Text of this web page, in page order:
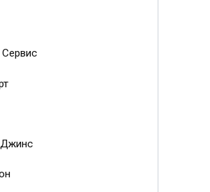
Сервис
Джинс